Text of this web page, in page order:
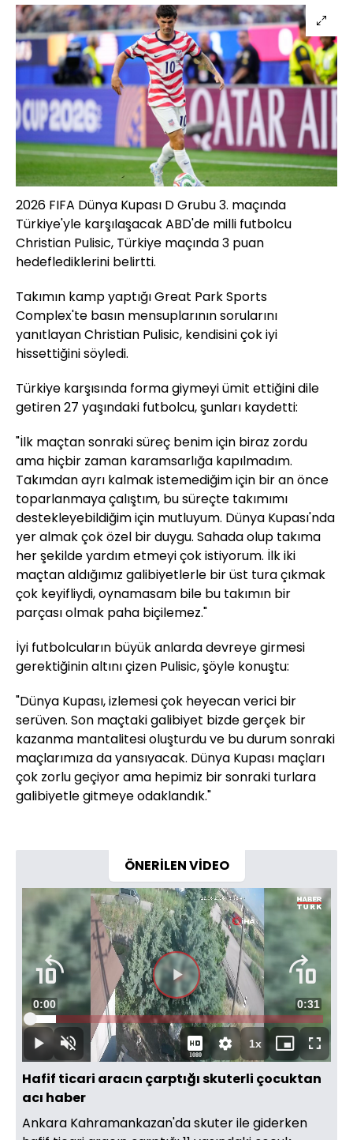
2026 FIFA Dünya Kupası D Grubu 3. maçında
Türkiye'yle karşılaşacak ABD'de milli futbolcu
Christian Pulisic, Türkiye maçında 3 puan
hedeflediklerini belirtti.
Takımın kamp yaptığı Great Park Sports
Complex'te basın mensuplarının sorularını
yanıtlayan Christian Pulisic, kendisini çok iyi
hissettiğini söyledi.
Türkiye karşısında forma giymeyi ümit ettiğini dile
getiren 27 yaşındaki futbolcu, şunları kaydetti:
"İlk maçtan sonraki süreç benim için biraz zordu
ama hiçbir zaman karamsarlığa kapılmadım.
Takımdan ayrı kalmak istemediğim için bir an önce
toparlanmaya çalıştım, bu süreçte takımımı
destekleyebildiğim için mutluyum. Dünya Kupası'nda
yer almak çok özel bir duygu. Sahada olup takıma
her şekilde yardım etmeyi çok istiyorum. İlk iki
maçtan aldığımız galibiyetlerle bir üst tura çıkmak
çok keyifliydi, oynamasam bile bu takımın bir
parçası olmak paha biçilemez."
İyi futbolcuların büyük anlarda devreye girmesi
gerektiğinin altını çizen Pulisic, şöyle konuştu:
"Dünya Kupası, izlemesi çok heyecan verici bir
serüven. Son maçtaki galibiyet bizde gerçek bir
kazanma mantalitesi oluşturdu ve bu durum sonraki
maçlarımıza da yansıyacak. Dünya Kupası maçları
çok zorlu geçiyor ama hepimiz bir sonraki turlara
galibiyetle gitmeye odaklandık."
ÖNERİLEN VİDEO
Videoyu
Oynat
OynatSesi
Aç
Süre
0:00 Toplam
Süre
0:31
1080
Yüklendi:
8.96%
1xOynatma
Hızı
Mini
oynatıcı
Tam
Ekran
Hafif ticari aracın çarptığı skuterli çocuktan
acı haber
Ankara Kahramankazan'da skuter ile giderken